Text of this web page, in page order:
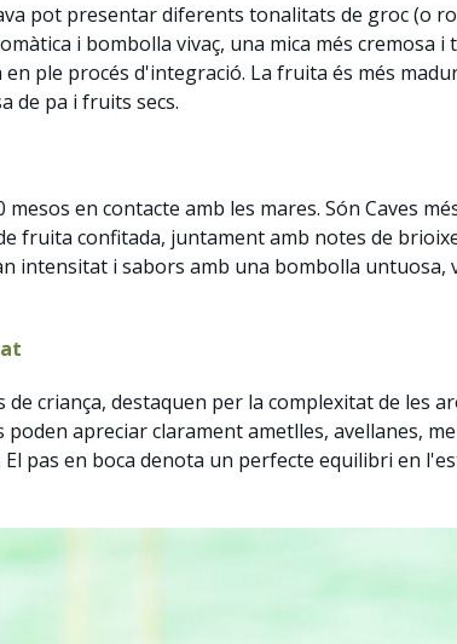
pot presentar diferents tonalitats de groc (o
i bombolla vivaç, una mica més cremosa i
ple procés d'integració. La fruita és més
de pa i fruits secs.
mesos en contacte amb les mares. Són Caves
fruita confitada, juntament amb notes de
intensitat i sabors amb una bombolla
de criança, destaquen per la complexitat de les
apreciar clarament ametlles, avellanes,
El pas en boca denota un perfecte equilibri en